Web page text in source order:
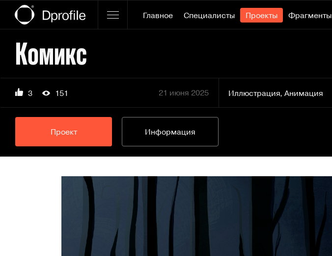
Главное Специалисты Проекты Фрагменты
Комикс
3 151 21 июня 2025 Иллюстрация, Анимация
Проект Информация